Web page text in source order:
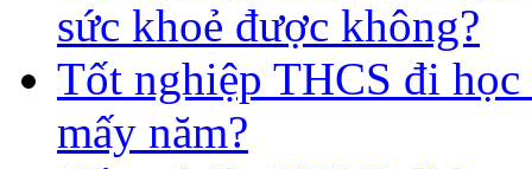
sức khoẻ được không?
Tốt nghiệp THCS đi
mấy năm?